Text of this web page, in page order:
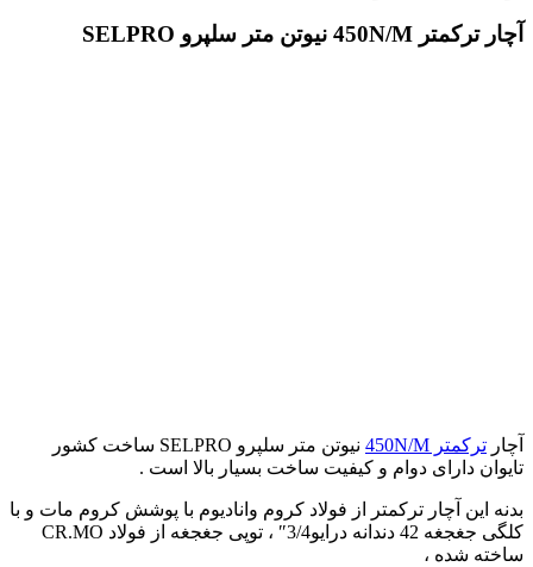
آچار ترکمتر 450N/M نیوتن متر سلپرو SELPRO
آچار ترکمتر 450N/M
نیوتن متر سلپرو SELPRO ساخت کشور
تایوان دارای دوام و کیفیت ساخت بسیار بالا است .
بدنه این آچار ترکمتر از فولاد کروم وانادیوم با پوشش کروم مات و با
کلگی جغجغه 42 دندانه درایو3/4″ ، توپی جغجغه از فولاد CR.MO
ساخته شده ،